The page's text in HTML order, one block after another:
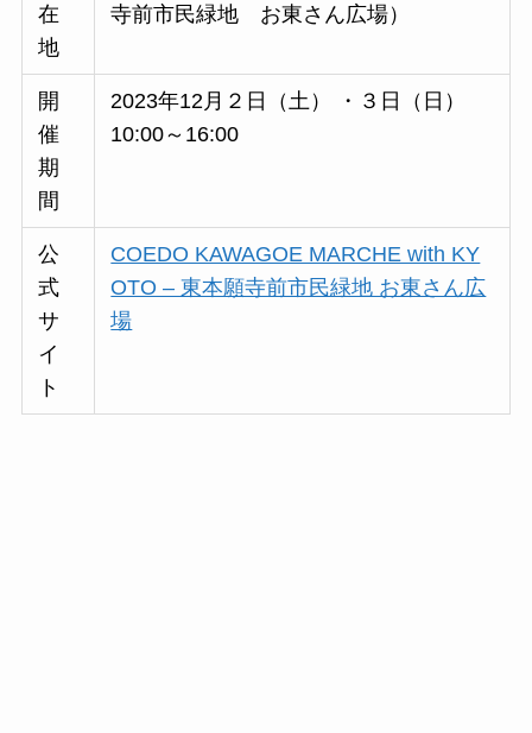
在
地
寺前市民緑地 お東さん広場）
開
催
期
間
2023年12月２日（土） ・３日（日）
10:00～16:00
公
式
サ
イ
ト
COEDO KAWAGOE MARCHE with KY
OTO – 東本願寺前市民緑地 お東さん広
場